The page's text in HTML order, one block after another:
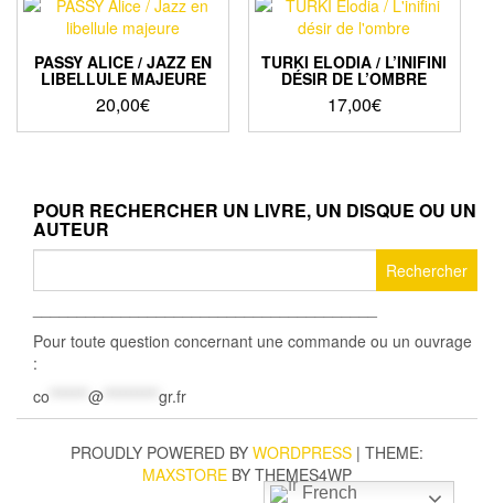
PASSY ALICE / JAZZ EN
LIBELLULE MAJEURE
20,00€
TURKI ELODIA / L’INIFINI
DÉSIR DE L’OMBRE
17,00€
POUR RECHERCHER UN LIVRE, UN DISQUE OU UN
AUTEUR
Pour toute question concernant une commande ou un ouvrage
:
co
@ gr.fr
PROUDLY POWERED BY WORDPRESS | THEME:
MAXSTORE BY THEMES4WP
French